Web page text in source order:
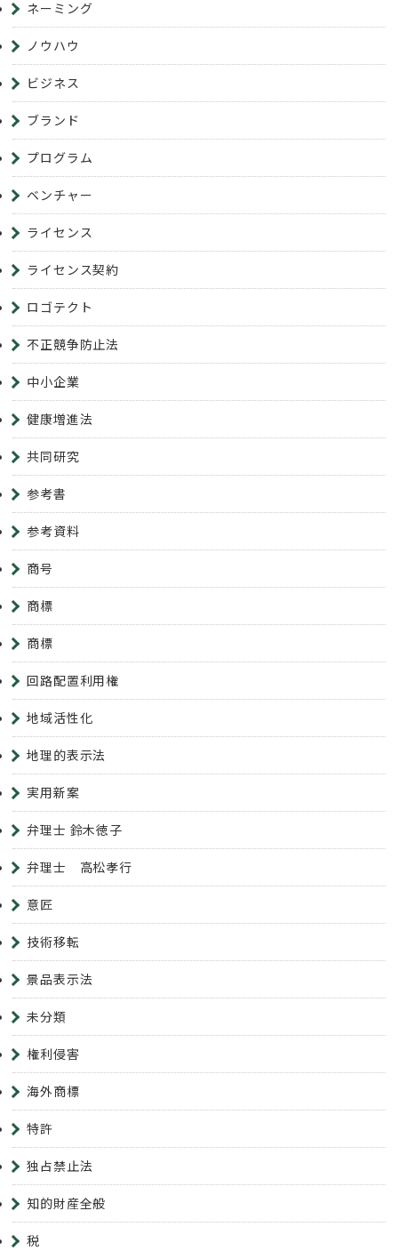
ネーミング
ノウハウ
ビジネス
ブランド
プログラム
ベンチャー
ライセンス
ライセンス契約
ロゴテクト
不正競争防止法
中小企業
健康増進法
共同研究
参考書
参考資料
商号
商標
商標
回路配置利用権
地域活性化
地理的表示法
実用新案
弁理士 鈴木徳子
弁理士 高松孝行
意匠
技術移転
景品表示法
未分類
権利侵害
海外商標
特許
独占禁止法
知的財産全般
税